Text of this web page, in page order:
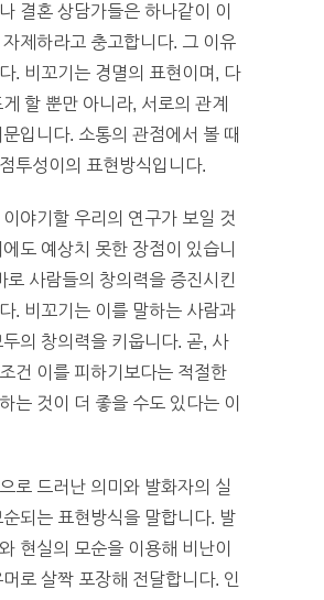
결혼 상담가들은 하나같이 이
자제하라고 충고합니다. 그 이유
. 비꼬기는 경멸의 표현이며, 다
할 뿐만 아니라, 서로의 관계
입니다. 소통의 관점에서 볼 때
투성이의 표현방식입니다.
야기할 우리의 연구가 보일 것
도 예상치 못한 장점이 있습니
로 사람들의 창의력을 증진시킨
. 비꼬기는 이를 말하는 사람과
의 창의력을 키웁니다. 곧, 사
건 이를 피하기보다는 적절한
는 것이 더 좋을 수도 있다는 이
로 드러난 의미와 발화자의 실
되는 표현방식을 말합니다. 발
현실의 모순을 이용해 비난이
로 살짝 포장해 전달합니다. 인